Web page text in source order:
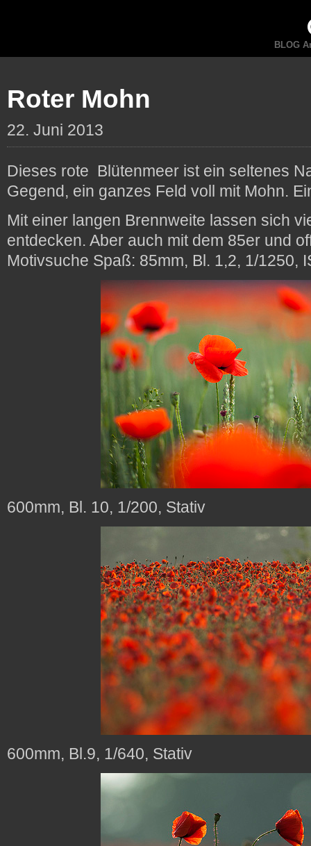
BLOG
Roter Mohn
22. Juni 2013
Dieses rote Blütenmeer ist ein seltenes
Gegend, ein ganzes Feld voll mit Mohn.
Mit einer langen Brennweite lassen sich
entdecken. Aber auch mit dem 85er und
Motivsuche Spaß: 85mm, Bl. 1,2, 1/1250,
600mm, Bl. 10, 1/200, Stativ
600mm, Bl.9, 1/640, Stativ